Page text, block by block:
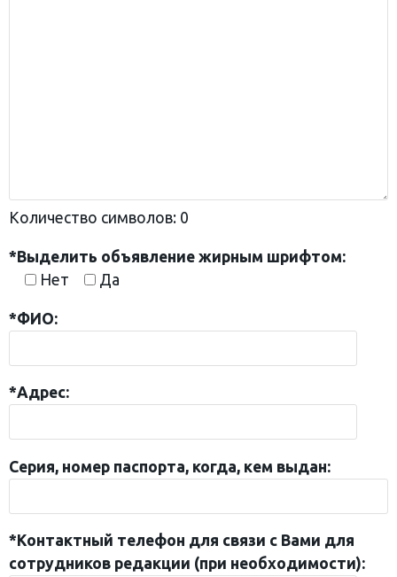
Количество символов: 0
*Выделить объявление жирным шрифтом:
Нет
Да
*ФИО:
*Адрес:
Серия, номер паспорта, когда, кем выдан:
*Контактный телефон для связи с Вами для
сотрудников редакции (при необходимости):